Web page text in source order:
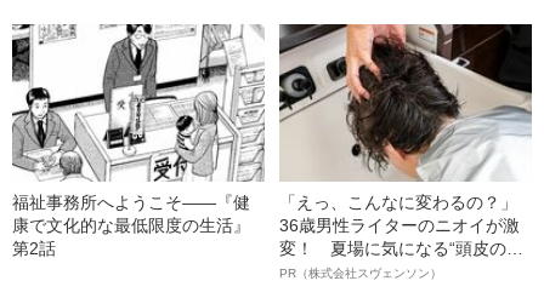
福祉事務所へようこそ――『健
康で文化的な最低限度の生活』
第2話
「えっ、こんなに変わるの？」
36歳男性ライターのニオイが激
変！ 夏場に気になる“頭皮のニ
オイ”や“ベタつき”を解消す
PR（株式会社スヴェンソン）